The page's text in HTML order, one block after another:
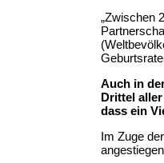
„Zwischen
Auch in
Drittel
dass ein
Im Zuge